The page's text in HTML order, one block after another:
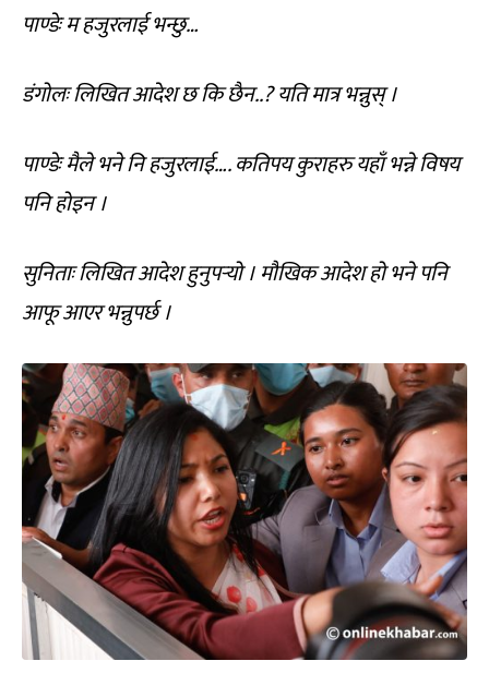
पाण्डेः म हजुरलाई भन्छु…
डंगोलः लिखित आदेश छ कि छैन..? यति मात्र भन्नुस् ।
पाण्डेः मैले भने नि हजुरलाई…. कतिपय कुराहरु यहाँ भन्ने विषय
पनि होइन ।
सुनिताः लिखित आदेश हुनुपर्‍यो । मौखिक आदेश हो भने पनि
आफू आएर भन्नुपर्छ ।